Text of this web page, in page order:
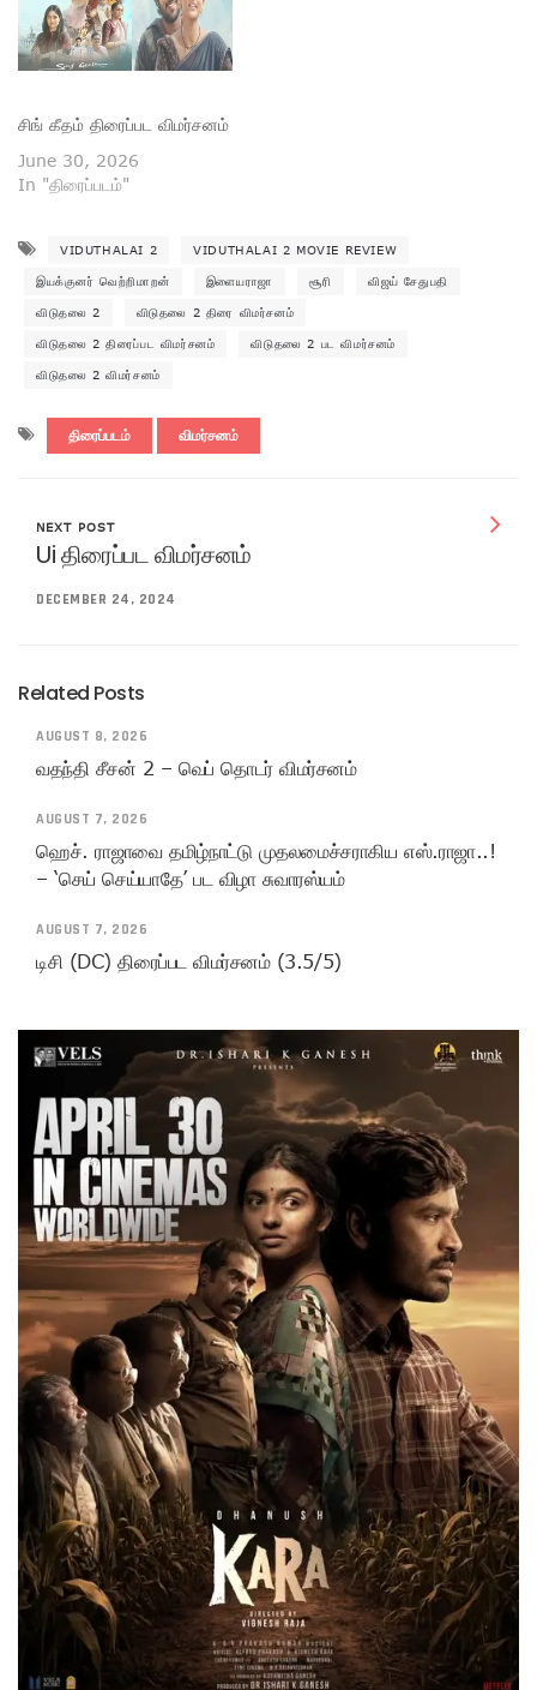
சிங் கீதம் திரைப்பட விமர்சனம்
June 30, 2026
In "திரைப்படம்"
VIDUTHALAI 2 VIDUTHALAI 2 MOVIE REVIEW
இயக்குனர் வெற்றிமாறன் இளையராஜா சூரி விஜய் சேதுபதி
விடுதலை 2 விடுதலை 2 திரை விமர்சனம்
விடுதலை 2 திரைப்பட விமர்சனம் விடுதலை 2 பட விமர்சனம்
விடுதலை 2 விமர்சனம்
திரைப்படம் விமர்சனம்
NEXT POST
Ui திரைப்பட விமர்சனம்
DECEMBER 24, 2024
Related Posts
AUGUST 8, 2026
வதந்தி சீசன் 2 – வெப் தொடர் விமர்சனம்
AUGUST 7, 2026
ஹெச். ராஜாவை தமிழ்நாட்டு முதலமைச்சராகிய எஸ்.ராஜா..!
– ‘செய் செய்யாதே’ பட விழா சுவாரஸ்யம்
AUGUST 7, 2026
டிசி (DC) திரைப்பட விமர்சனம் (3.5/5)